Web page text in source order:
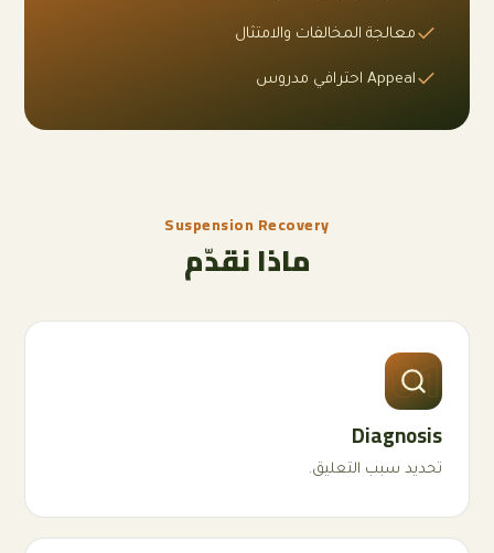
معالجة المخالفات والامتثال
Appeal احترافي مدروس
Suspension Recovery
ماذا نقدّم
01
Diagnosis
تحديد سبب التعليق.